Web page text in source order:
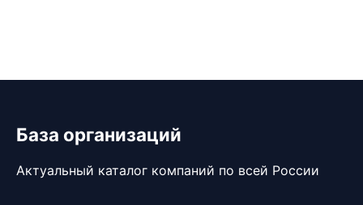
База организаций
Актуальный каталог компаний по всей России